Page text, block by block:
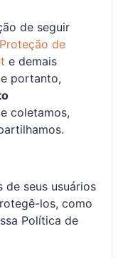
de seguir
de
e demais
portanto,
coletamos,
de seus usuários
los, como
Política de